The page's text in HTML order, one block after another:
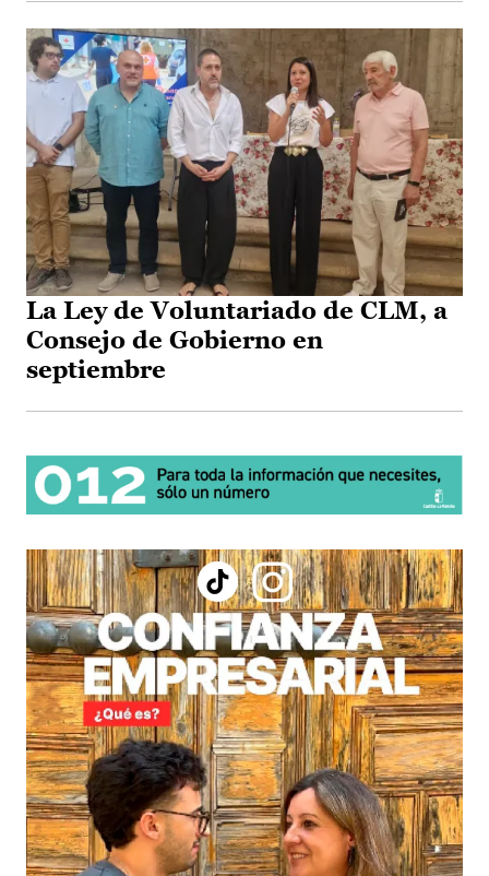
La Ley de Voluntariado de CLM, a
Consejo de Gobierno en
septiembre